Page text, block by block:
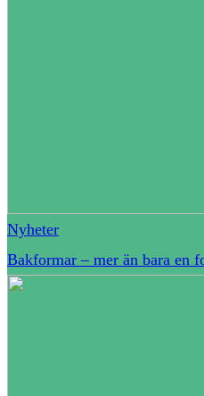
Nyheter
Bakformar – mer än bara en